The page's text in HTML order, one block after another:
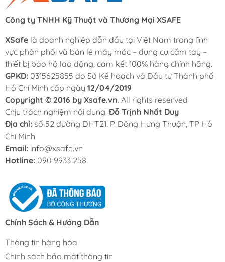
Công ty TNHH Kỹ Thuật và Thương Mại XSAFE
XSafe là doanh nghiệp dẫn đầu tại Việt Nam trong lĩnh
vực phân phối và bán lẻ máy móc – dụng cụ cầm tay –
thiết bị bảo hộ lao động, cam kết 100% hàng chính hãng.
GPKD: 0315625855 do Sở Kế hoạch và Đầu tư Thành phố
Hồ Chí Minh cấp ngày 12/04/2019
Copyright © 2016 by Xsafe.vn. All rights reserved
Chịu trách nghiệm nội dung: Đỗ Trịnh Nhất Duy
Địa chỉ: số 52 đường ĐHT21, P. Đông Hưng Thuận, TP Hồ
Chí Minh
Email: info@xsafe.vn
Hotline: 090 9933 258
Chính Sách & Hướng Dẫn
Thông tin hàng hóa
Chính sách bảo mật thông tin